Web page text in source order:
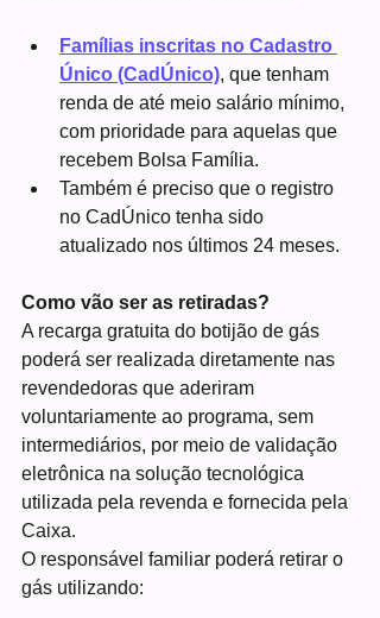
Famílias inscritas no Cadastro
Único (CadÚnico), que tenham
renda de até meio salário mínimo,
com prioridade para aquelas que
recebem Bolsa Família.
Também é preciso que o registro
no CadÚnico tenha sido
atualizado nos últimos 24 meses.
Como vão ser as retiradas?
A recarga gratuita do botijão de gás
poderá ser realizada diretamente nas
revendedoras que aderiram
voluntariamente ao programa, sem
intermediários, por meio de validação
eletrônica na solução tecnológica
utilizada pela revenda e fornecida pela
Caixa.
O responsável familiar poderá retirar o
gás utilizando: